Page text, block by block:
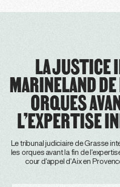
LA JUSTICE
MARINELAND
ORQUES
L’EXPERTISE
Le tribunal judiciaire de Grasse
les orques avant la fin de
cour d’appel d’Aix en